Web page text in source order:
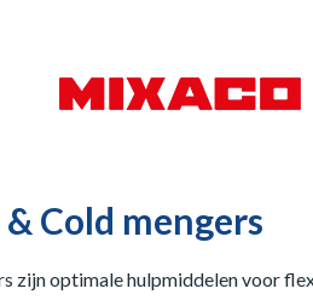
Cold mengers
zijn optimale hulpmiddelen voor